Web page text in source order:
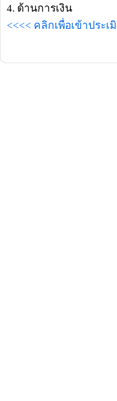
4. ด้านการเงิน
<<<< คลิกเพื่อเข้าประเ